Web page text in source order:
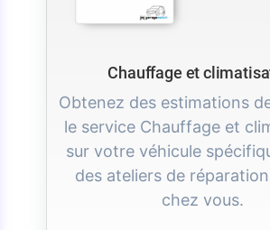
Chauffage et
Obtenez des estimations
le service Chauffage et
sur votre véhicule
des ateliers de
chez vous.